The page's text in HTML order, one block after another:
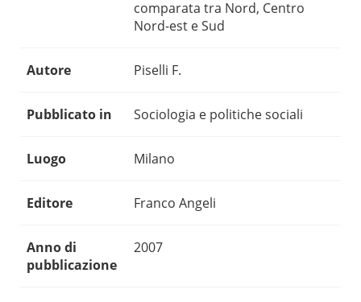
comparata tra Nord, Centro
Nord-est e Sud
Autore Piselli F.
Pubblicato in Sociologia e politiche sociali
Luogo Milano
Editore Franco Angeli
Anno di
pubblicazione
2007